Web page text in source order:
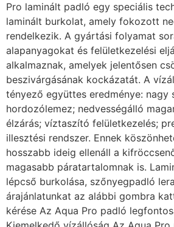
Pro laminált padló egy speciális
laminált burkolat, amely fokozott
rendelkezik. A gyártási folyamat
alapanyagokat és felületkezelési
alkalmaznak, amelyek jelentősen
beszivárgásának kockázatát. A
tényező együttes eredménye: nagy
hordozólemez; nedvességálló
élzárás; víztaszító felületkezelés;
illesztési rendszer. Ennek
hosszabb ideig ellenáll a
magasabb páratartalomnak is.
lépcső burkolása, szőnyegpadló
árajánlatunkat az alábbi gombra
kérése Az Aqua Pro padló